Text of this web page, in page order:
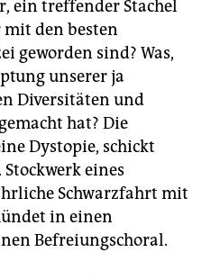
ein treffender Stachel
mit den besten
geworden sind? Was,
unserer ja
Diversitäten und
hat? Die
Dystopie, schickt
eines
Schwarzfahrt mit
in einen
Befreiungschoral.